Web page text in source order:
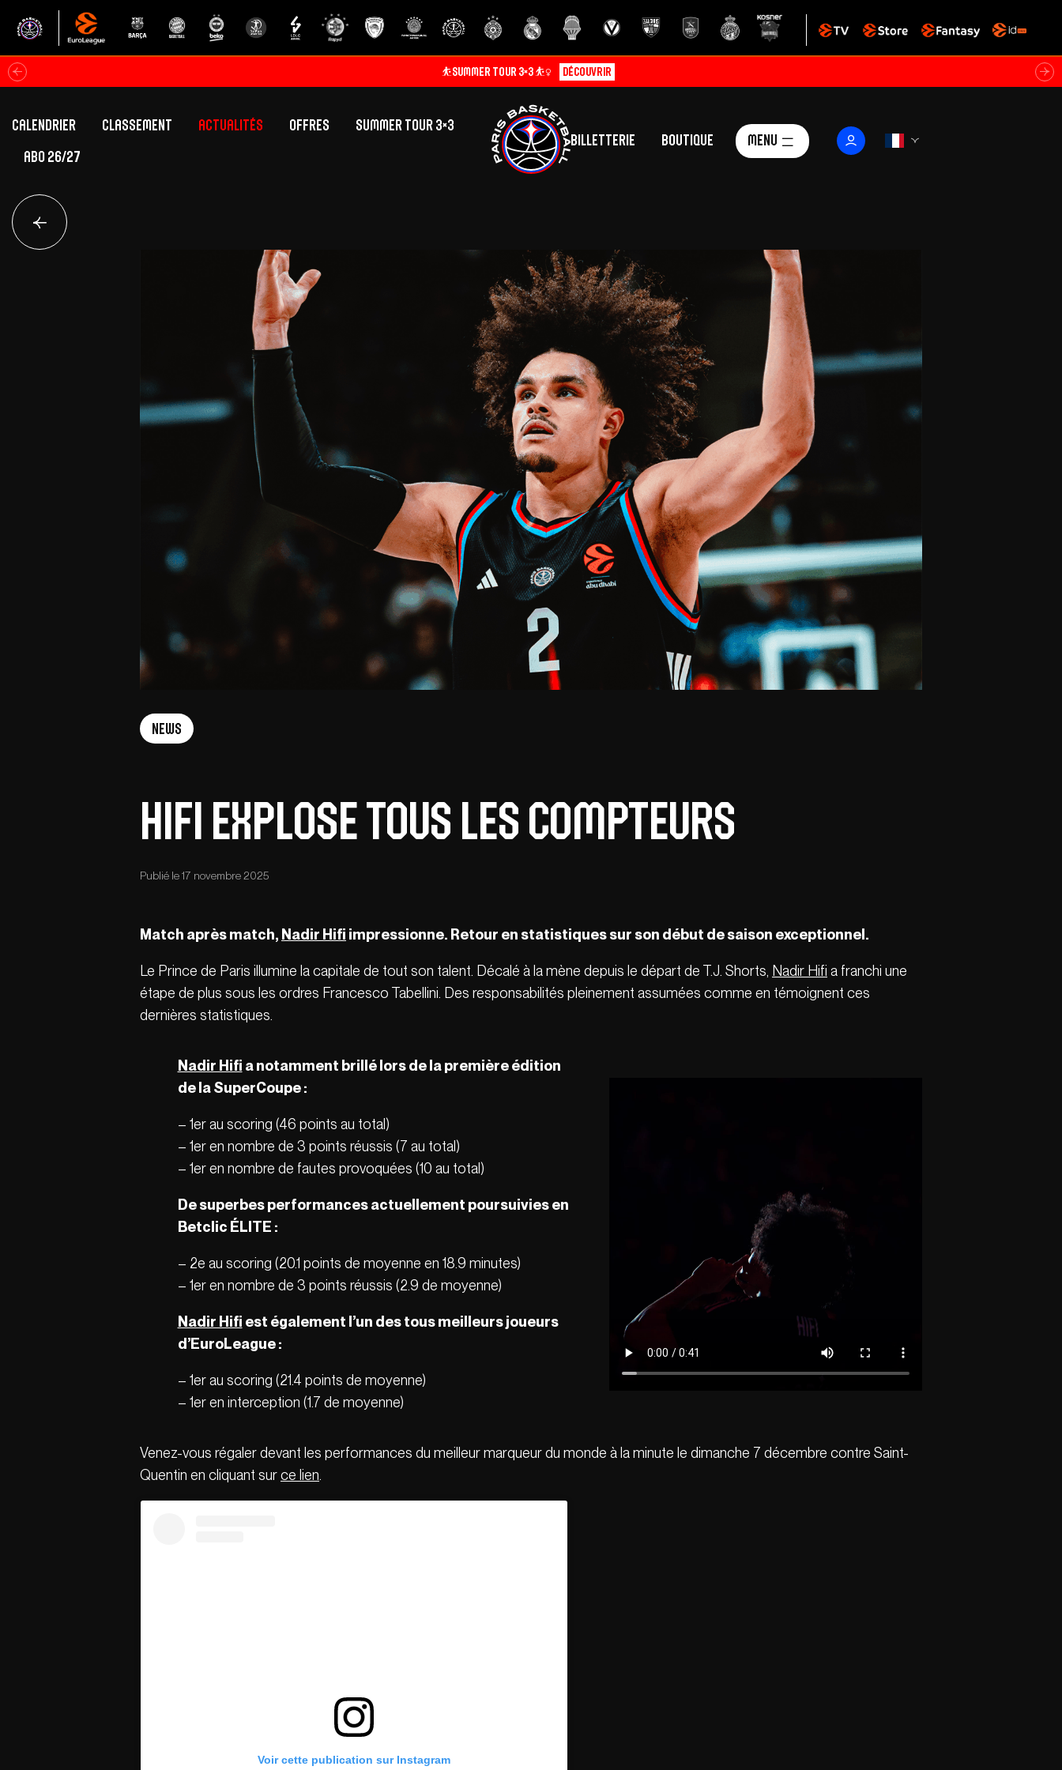
⛹️SUMMER TOUR 3×3 ⛹️‍♀️ Découvrir
Calendrier
Classement
Classement Betclic Elite
Actualités
Offres
SUMMER TOUR 3×3
ABO 26/27
Billetterie Boutique Menu
Équipe Première
Présentation
Effectif
Présentation
La vie au centre
Effectif
Camps
Foundation
Parisii
Volontaires
ON RECRUTE
Contact
Offres Hospitalités Adidas Arena
Accès et informations
Arena Tour
Événements et séminaires
Entertainment
Partenaires
Nos partenaires
Devenir partenaire
Business Club
News
Hifi explose tous les compteurs
Publié le 17 novembre 2025
Match après match, Nadir Hifi impressionne. Retour en statistiques sur son début de saison exceptionnel.
Le Prince de Paris illumine la capitale de tout son talent. Décalé à la mène depuis le départ de T.J. Shorts, Nadir Hifi a franchi une
étape de plus sous les ordres Francesco Tabellini. Des responsabilités pleinement assumées comme en témoignent ces
dernières statistiques.
Nadir Hifi a notamment brillé lors de la première édition
de la SuperCoupe :
– 1er au scoring (46 points au total)
– 1er en nombre de 3 points réussis (7 au total)
– 1er en nombre de fautes provoquées (10 au total)
De superbes performances actuellement poursuivies en
Betclic ÉLITE :
– 2e au scoring (20.1 points de moyenne en 18.9 minutes)
– 1er en nombre de 3 points réussis (2.9 de moyenne)
Nadir Hifi est également l’un des tous meilleurs joueurs
d’EuroLeague :
– 1er au scoring (21.4 points de moyenne)
– 1er en interception (1.7 de moyenne)
Venez-vous régaler devant les performances du meilleur marqueur du monde à la minute le dimanche 7 décembre contre Saint-
Quentin en cliquant surce lien
Voir cette publication sur Instagram